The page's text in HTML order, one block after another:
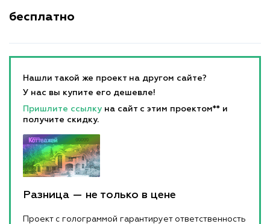
бесплатно
Нашли такой же проект на другом сайте?
У нас вы купите его дешевле!
Пришлите ссылку на сайт с этим проектом** и
получите скидку.
Разница — не только в цене
Проект с голограммой гарантирует ответственность